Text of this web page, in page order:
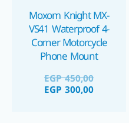
Moxom Knight MX-
VS41 Waterproof 4-
Corner Motorcycle
Phone Mount
EGP450,00
EGP 300,00